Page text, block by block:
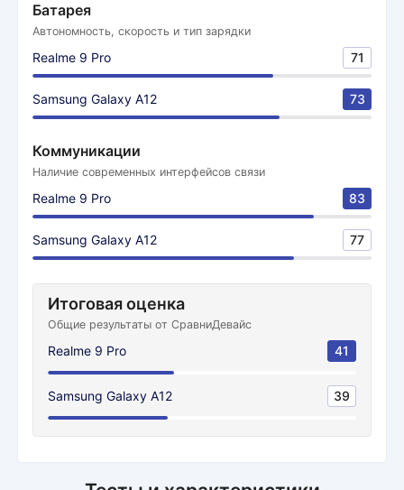
Батарея
Автономность, скорость и тип зарядки
Realme 9 Pro 71
Samsung Galaxy A12 73
Коммуникации
Наличие современных интерфейсов связи
Realme 9 Pro 83
Samsung Galaxy A12 77
Итоговая оценка
Общие результаты от СравниДевайс
Realme 9 Pro 41
Samsung Galaxy A12 39